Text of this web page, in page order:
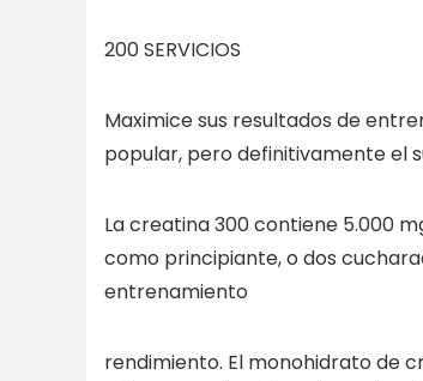
200 SERVICIOS
Maximice sus resultados de
popular, pero definitivamente el
La creatina 300 contiene 5.000
como principiante, o dos
entrenamiento
rendimiento. El monohidrato de